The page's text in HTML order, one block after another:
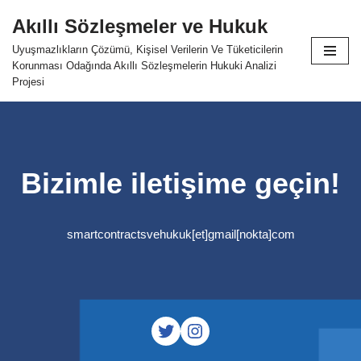
Skip
to
content
Akıllı Sözleşmeler ve Hukuk
Uyuşmazlıkların Çözümü, Kişisel Verilerin Ve Tüketicilerin
Korunması Odağında Akıllı Sözleşmelerin Hukuki Analizi
Projesi
Bizimle iletişime geçin!
smartcontractsvehukuk[et]gmail[nokta]com